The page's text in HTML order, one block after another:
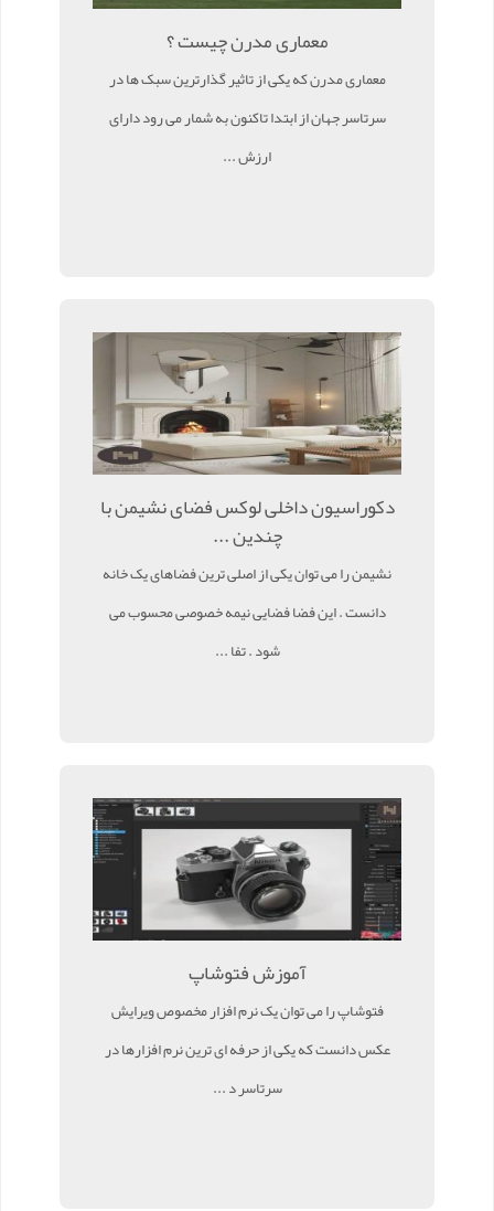
معماری مدرن چیست ؟
معماری مدرن که یکی از تاثیر گذارترین سبک ها در
سرتاسر جهان از ابتدا تاکنون به شمار می رود دارای
ارزش ...
دکوراسیون داخلی لوکس فضای نشیمن با
چندین ...
نشیمن را می توان یکی از اصلی ترین فضاهای یک خانه
دانست . این فضا فضایی نیمه خصوصی محسوب می
شود . تفا ...
آموزش فتوشاپ
فتوشاپ را می توان یک نرم افزار مخصوص ویرایش
عکس دانست که یکی از حرفه ای ترین نرم افزارها در
سرتاسر د ...